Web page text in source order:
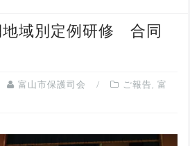
地域別定例研修 合同
富山市保護司会 ご報告, 富